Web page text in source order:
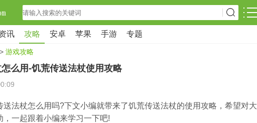
讯 攻略 安卓 苹果 手游 专题
> 游戏攻略
么用-饥荒传送法杖使用攻略
送法杖怎么用吗?下文小编就带来了饥荒传送法杖的使用攻略，希望对大
，一起跟着小编来学习一下吧!